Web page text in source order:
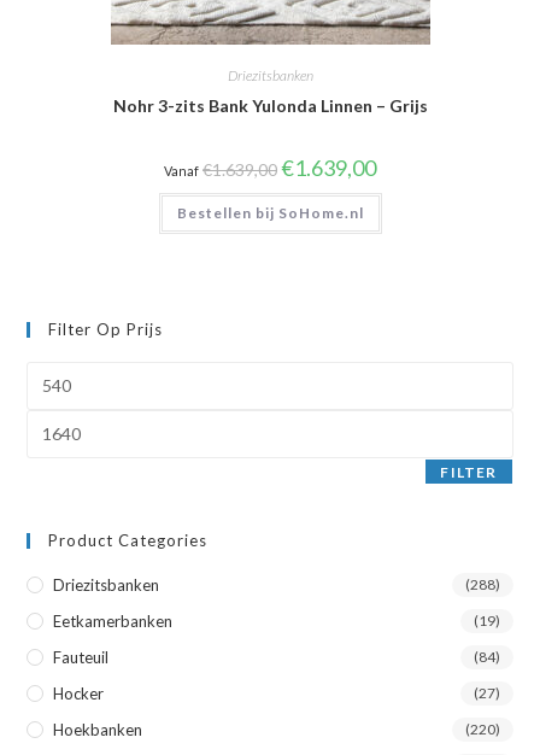
Driezitsbanken
Nohr 3-zits Bank Yulonda Linnen – Grijs
Vanaf €1.639,00Oorspronkelijke
prijs
was:
€1.639,00.
€1.639,00Huidige
prijs
is:
Bestellen bij SoHome.nl
Filter Op Prijs
FILTER
Product Categories
Driezitsbanken (288)
Eetkamerbanken (19)
Fauteuil (84)
Hocker (27)
Hoekbanken (220)